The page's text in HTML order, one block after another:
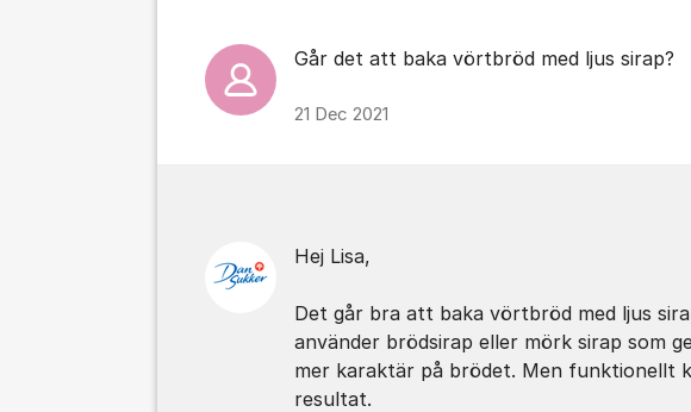
Går det att baka vörtbröd med ljus sirap?
21 Dec 2021
Hej Lisa,
Det går bra att baka vörtbröd med ljus
använder brödsirap eller mörk sirap som
mer karaktär på brödet. Men funktionellt
resultat.